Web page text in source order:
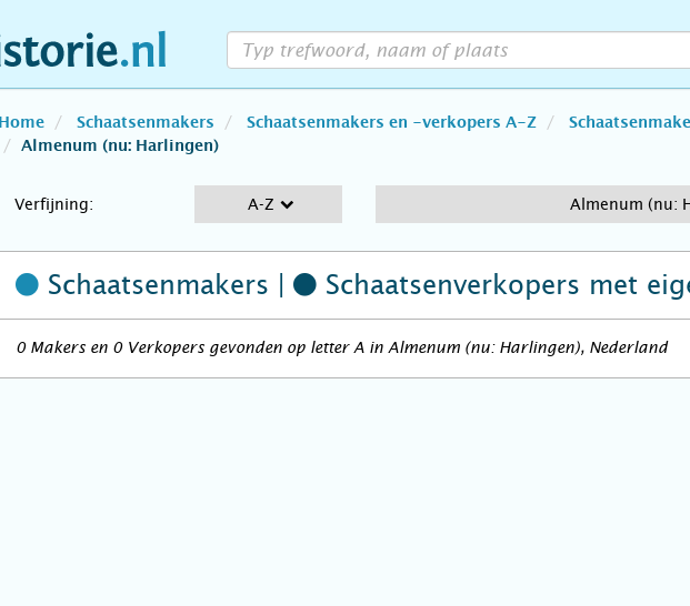
Home Schaatsenmakers Schaatsenmakers en -verkopers A-Z
Almenum (nu: Harlingen)
Verfijning: A-Z Almenum (nu:
Schaatsenmakers | Schaatsenverkopers met
0 Makers en 0 Verkopers gevonden op letter A in Almenum (nu: Harlingen), Nederland